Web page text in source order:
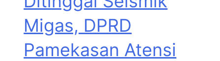
Migas, DPRD
Pamekasan Atensi